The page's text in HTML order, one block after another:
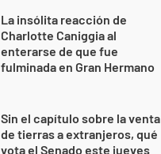
La insólita reacción de
Charlotte Caniggia al
enterarse de que fue
fulminada en Gran Hermano
Sin el capítulo sobre la venta
de tierras a extranjeros, qué
vota el Senado este jueves